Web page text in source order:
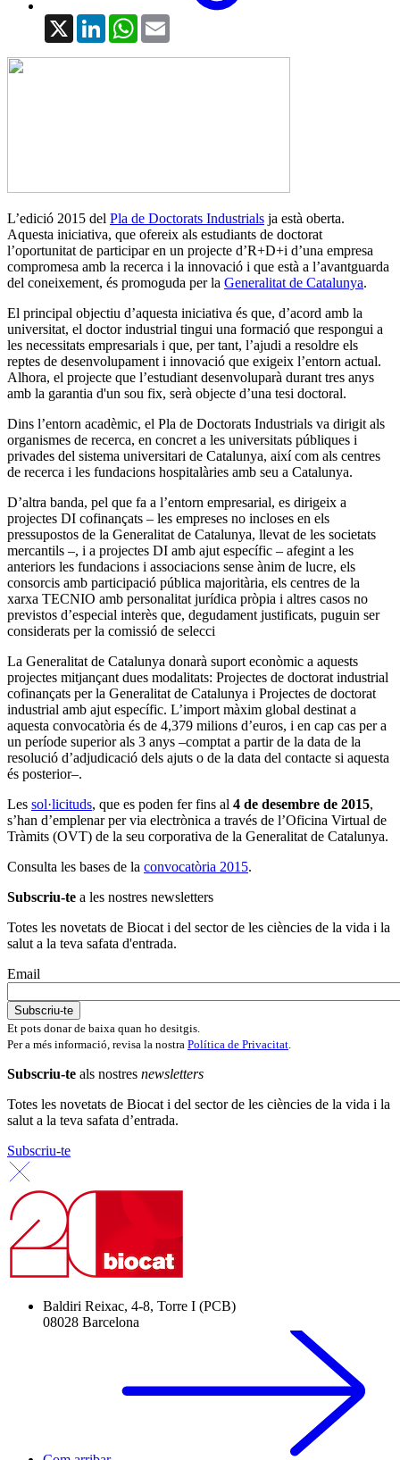
X LinkedInWhatsApp
L’edició 2015 del Pla de Doctorats Industrials ja està oberta.
Aquesta iniciativa, que ofereix als estudiants de doctorat
l’oportunitat de participar en un projecte d’R+D+i d’una empresa
compromesa amb la recerca i la innovació i que està a l’avantguarda
del coneixement, és promoguda per la Generalitat de Catalunya.
El principal objectiu d’aquesta iniciativa és que, d’acord amb la
universitat, el doctor industrial tingui una formació que respongui a
les necessitats empresarials i que, per tant, l’ajudi a resoldre els
reptes de desenvolupament i innovació que exigeix l’entorn actual.
Alhora, el projecte que l’estudiant desenvoluparà durant tres anys
amb la garantia d'un sou fix, serà objecte d’una tesi doctoral.
Dins l’entorn acadèmic, el Pla de Doctorats Industrials va dirigit als
organismes de recerca, en concret a les universitats públiques i
privades del sistema universitari de Catalunya, així com als centres
de recerca i les fundacions hospitalàries amb seu a Catalunya.
D’altra banda, pel que fa a l’entorn empresarial, es dirigeix a
projectes DI cofinançats – les empreses no incloses en els
pressupostos de la Generalitat de Catalunya, llevat de les societats
mercantils –, i a projectes DI amb ajut específic – afegint a les
anteriors les fundacions i associacions sense ànim de lucre, els
consorcis amb participació pública majoritària, els centres de la
xarxa TECNIO amb personalitat jurídica pròpia i altres casos no
previstos d’especial interès que, degudament justificats, puguin ser
considerats per la comissió de selecci
La Generalitat de Catalunya donarà suport econòmic a aquests
projectes mitjançant dues modalitats: Projectes de doctorat industrial
cofinançats per la Generalitat de Catalunya i Projectes de doctorat
industrial amb ajut específic. L’import màxim global destinat a
aquesta convocatòria és de 4,379 milions d’euros, i en cap cas per a
un període superior als 3 anys –comptat a partir de la data de la
resolució d’adjudicació dels ajuts o de la data del contacte si aquesta
és posterior–.
Les sol·licituds, que es poden fer fins al 4 de desembre de 2015,
s’han d’emplenar per via electrònica a través de l’Oficina Virtual de
Tràmits (OVT) de la seu corporativa de la Generalitat de Catalunya.
Consulta les bases de la convocatòria 2015.
Subscriu-te a les nostres newsletters
Totes les novetats de Biocat i del sector de les ciències de la vida i la
salut a la teva safata d'entrada.
Email
Et pots donar de baixa quan ho desitgis.
Per a més informació, revisa la nostra Política de Privacitat.
Subscriu-te als nostres newsletters
Totes les novetats de Biocat i del sector de les ciències de la vida i la
salut a la teva safata d’entrada.
Subscriu-te
Baldiri Reixac, 4-8, Torre I (PCB)
08028 Barcelona